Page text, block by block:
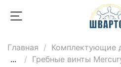
Главная
Комплектующие
...
Гребные винты